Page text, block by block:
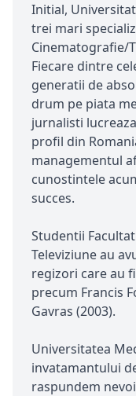
Initial,
trei mari
Cinematografie/
Fiecare dintre
generatii de
drum pe piata
jurnalisti
profil din
managementul
cunostintele
succes.
Studentii
Televiziune au
regizori care au
precum Francis
Gavras (2003).
Universitatea
invatamantului
raspundem